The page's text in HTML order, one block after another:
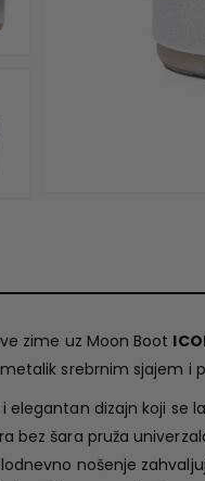
zime uz Moon Boot
srebrnim sjajem i
elegantan dizajn koji se
bez šara pruža
nošenje